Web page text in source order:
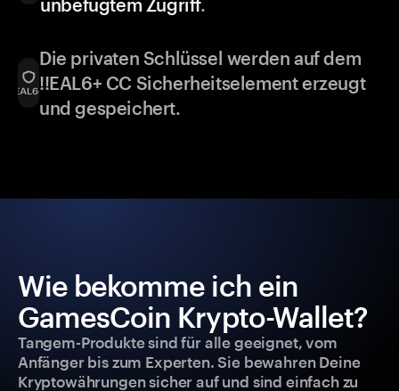
unbefugtem Zugriff.
Die privaten Schlüssel werden auf dem
!!EAL6+ CC Sicherheitselement erzeugt
und gespeichert.
Wie bekomme ich ein
GamesCoin Krypto-Wallet?
Tangem-Produkte sind für alle geeignet, vom
Anfänger bis zum Experten. Sie bewahren Deine
Kryptowährungen sicher auf und sind einfach zu